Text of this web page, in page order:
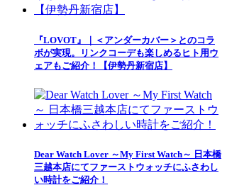
『LOVOT』｜＜アンダーカバー＞とのコラ
ボが実現。リンクコーデも楽しめるヒト用ウ
ェアもご紹介！【伊勢丹新宿店】
Dear Watch Lover ～My First Watch～ 日本橋
三越本店にてファーストウォッチにふさわし
い時計をご紹介！